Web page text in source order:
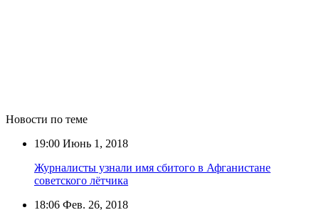
Новости по теме
19:00 Июнь 1, 2018
Журналисты узнали имя сбитого в Афганистане
советского лётчика
18:06 Фев. 26, 2018